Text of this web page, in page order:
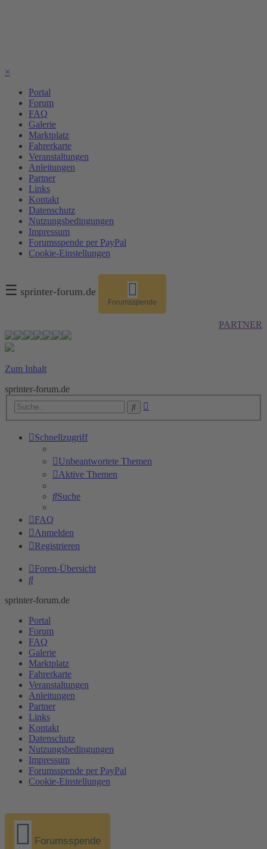
×
Portal
Forum
FAQ
Galerie
Marktplatz
Fahrerkarte
Veranstaltungen
Anleitungen
Partner
Links
Kontakt
Datenschutz
Nutzungsbedingungen
Impressum
Forumsspende per PayPal
Cookie-Einstellungen
☰ sprinter-forum.de
Forumsspende
PARTNER
Zum Inhalt
sprinter-forum.de
Suche
Schnellzugriff
Unbeantwortete Themen
Aktive Themen
Suche
FAQ
Anmelden
Registrieren
Foren-Übersicht
Suche
sprinter-forum.de
Portal
Forum
FAQ
Galerie
Marktplatz
Fahrerkarte
Veranstaltungen
Anleitungen
Partner
Links
Kontakt
Datenschutz
Nutzungsbedingungen
Impressum
Forumsspende per PayPal
Cookie-Einstellungen
Forumsspende